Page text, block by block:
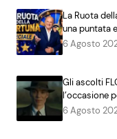
La Ruota
una puntata
6 Agosto
Gli ascolti
l’occasione
6 Agosto